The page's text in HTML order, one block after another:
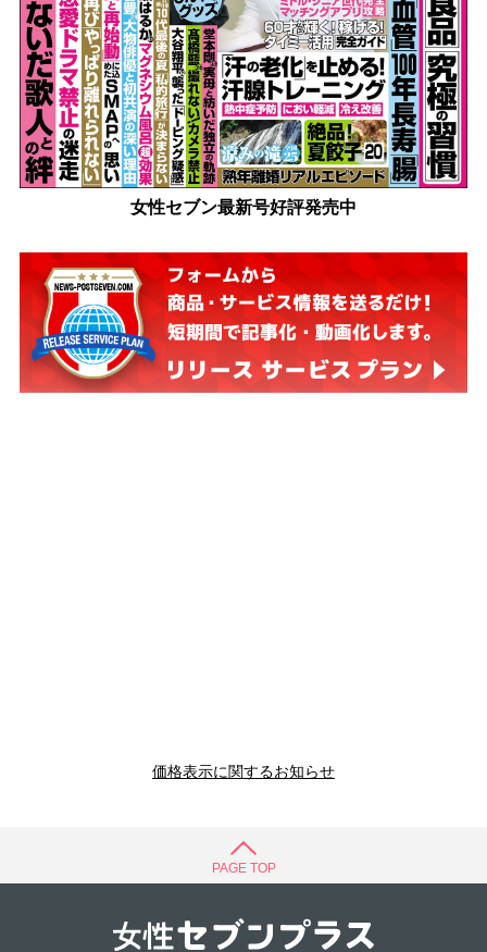
女性セブン最新号好評発売中
価格表示に関するお知らせ
PAGE TOP